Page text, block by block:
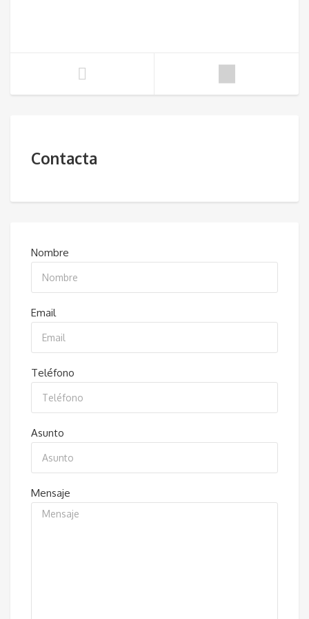
Contacta
Nombre
Email
Teléfono
Asunto
Mensaje